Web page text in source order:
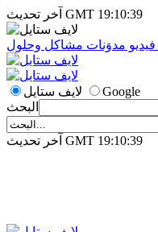
آخر تحديث GMT 19:10:39
فيديو مدوَنات مشاكل وحلول
لايف ستايل
Google
البحث
آخر تحديث GMT 19:10:39